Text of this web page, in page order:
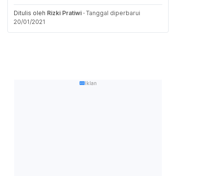
Ditulis oleh Rizki Pratiwi · Tanggal diperbarui
20/01/2021
Iklan